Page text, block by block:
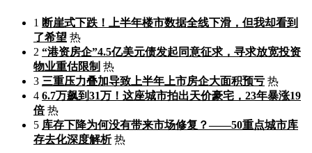
1 断崖式下跌！上半年楼市数据全线下滑，但我却看到
了希望 热
2 “港资房企”4.5亿美元债发起同意征求，寻求放宽投资
物业重估限制 热
3 三重压力叠加导致上半年上市房企大面积预亏 热
4 6.7万飙到31万！这座城市拍出天价豪宅，23年暴涨19
倍 热
5 库存下降为何没有带来市场修复？——50重点城市库
存去化深度解析 热